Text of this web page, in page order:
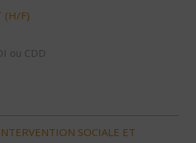
(H/F)
ou CDD
SOCIALE ET